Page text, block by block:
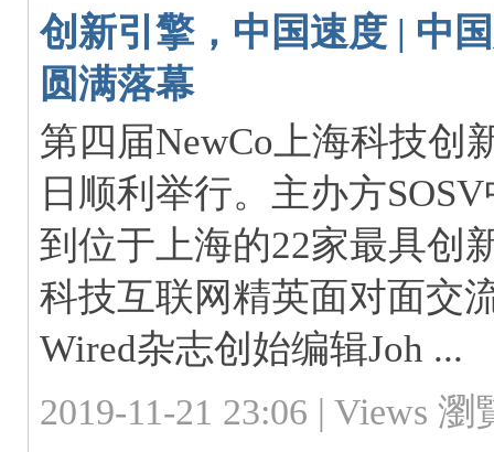
创新引擎，中国速度 | 中
圆满落幕
第四届NewCo上海科技创
日顺利举行。主办方
到位于上海的22家最具创
科技互联网精英面对面交
Wired杂志创始编辑Joh ...
2019-11-21 23:06 | Views 瀏